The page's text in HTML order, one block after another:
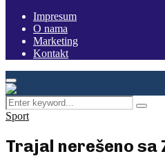
Impresum
O nama
Marketing
Kontakt
Facebook
Instagram
Youtube
Primary
Menu
Search
for:
Sport
Trajal nerešeno sa